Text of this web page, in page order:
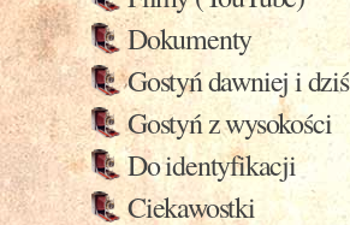
Dokumenty
Gostyń dawniej i dziś
Gostyń z wysokości
Do identyfikacji
Ciekawostki